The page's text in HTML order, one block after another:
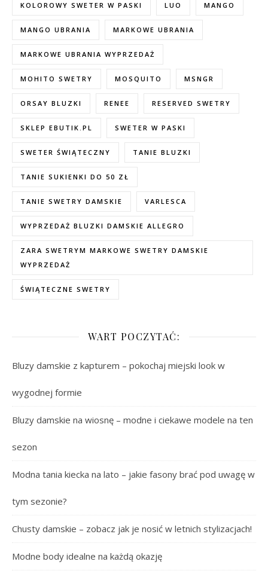
KOLOROWY SWETER W PASKI LUO MANGO
MANGO UBRANIA MARKOWE UBRANIA
MARKOWE UBRANIA WYPRZEDAŻ
MOHITO SWETRY MOSQUITO MSNGR
ORSAY BLUZKI RENEE RESERVED SWETRY
SKLEP EBUTIK.PL SWETER W PASKI
SWETER ŚWIĄTECZNY TANIE BLUZKI
TANIE SUKIENKI DO 50 ZŁ
TANIE SWETRY DAMSKIE VARLESCA
WYPRZEDAŻ BLUZKI DAMSKIE ALLEGRO
ZARA SWETRYM MARKOWE SWETRY DAMSKIE
WYPRZEDAŻ
ŚWIĄTECZNE SWETRY
WART POCZYTAĆ:
Bluzy damskie z kapturem – pokochaj miejski look w
wygodnej formie
Bluzy damskie na wiosnę – modne i ciekawe modele na ten
sezon
Modna tania kiecka na lato – jakie fasony brać pod uwagę w
tym sezonie?
Chusty damskie – zobacz jak je nosić w letnich stylizacjach!
Modne body idealne na każdą okazję